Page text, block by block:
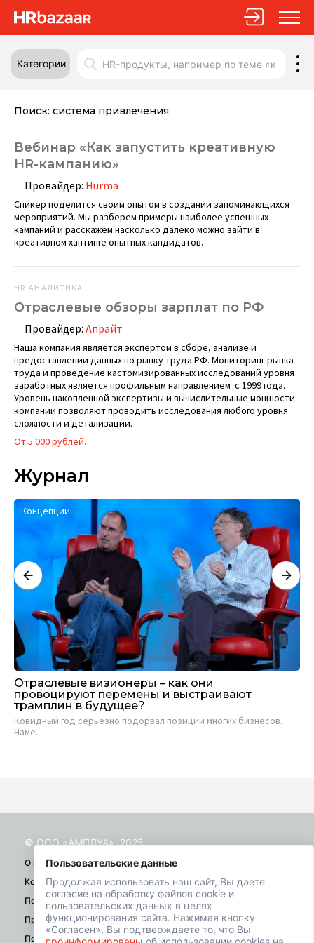
Категории
Поиск: система привлечения
Вебинар «Как запустить креативную
HR-кампанию»
Провайдер: Hurma
Спикер поделится своим опытом в создании запоминающихся
мероприятий. Мы разберем примеры наиболее успешных
кампаний и расскажем насколько далеко можно зайти в
креативном хантинге опытных кандидатов.
HR-АНАЛИТИКА
Отраслевые обзоры зарплат по РФ
Провайдер: Апрайт
Наша компания является экспертом в сборе, анализе и
предоставлении данных по рынку труда РФ. Мониторинг рынка
труда и проведение кастомизированных исследований уровня
заработных является профильным направлением с 1999 года.
Уровень накопленной экспертизы и вычислительные мощности
компании позволяют проводить исследования любого уровня
сложности и детализации.
От 5 000 рублей.
Журнал
Концепции
Отраслевые визионеры – как они
провоцируют перемены и выстраивают
трамплин в будущее?
Ковидный год серьезно подорвал позиции многих бизнесов.
Наме...
Пользовательские данные
Продолжая использовать наш сайт, Вы даете
согласие на обработку файлов cookie и
пользовательских данных в целях
функционирования сайта. Нажимая кнопку
«Согласен», Вы подтверждаете то, что Вы
© ООО «АМПЛУА», 2025
О проекте
Контакты
Помощь
Правила
Политика конфиденциальности